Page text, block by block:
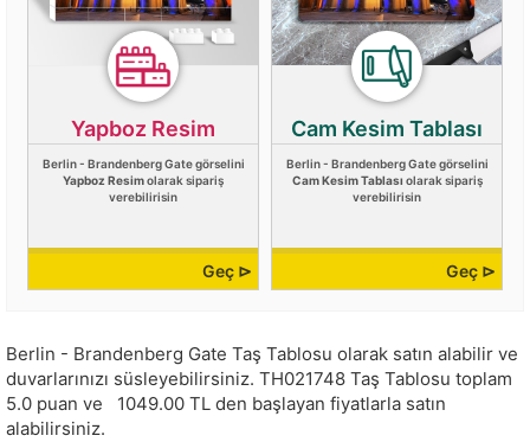
Yapboz Resim
Berlin - Brandenberg Gate görselini
Yapboz Resimolarak sipariş
verebilirisin
Geç ⊳
Cam Kesim Tablası
Berlin - Brandenberg Gate görselini
Cam Kesim Tablası olarak sipariş
verebilirisin
Geç ⊳
Berlin - Brandenberg Gate Taş Tablosu olarak satın alabilir ve
duvarlarınızı süsleyebilirsiniz. TH021748 Taş Tablosu toplam
5.0 puan ve 1049.00 TL den başlayan fiyatlarla satın
alabilirsiniz.